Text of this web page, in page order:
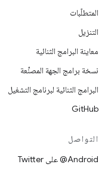
المتطلّبات
التنزيل
معاينة البرامج الثنائية
نسخة برامج الجهة المصنِّعة
البرامج الثنائية لبرنامج التشغيل
GitHub
التواصل
‎@Android على Twitter